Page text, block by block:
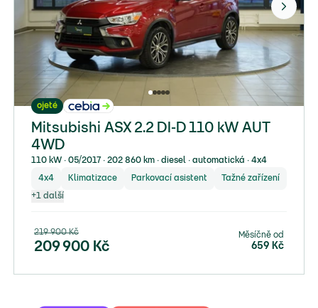
ojeté
Mitsubishi ASX 2.2 DI-D 110 kW AUT
4WD
110 kW ∙ 05/2017 ∙ 202 860 km ∙ diesel ∙ automatická ∙ 4x4
4x4 Klimatizace Parkovací asistent Tažné zařízení
+1 další
219 900Kč
209 900 Kč
Měsíčně od
659 Kč